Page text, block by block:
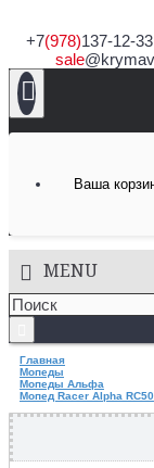
+7(978)137-12-33
sale
Ваша
MENU
Главная
Мопеды
Мопеды Альфа
Мопед Racer Alpha RC50